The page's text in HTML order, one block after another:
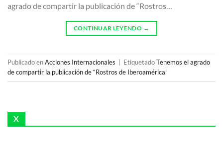
agrado de compartir la publicación de “Rostros…
CONTINUAR LEYENDO →
Publicado enAcciones Internacionales EtiquetadoTenemos el agrado
de compartir la publicación de “Rostros de Iberoamérica”
X